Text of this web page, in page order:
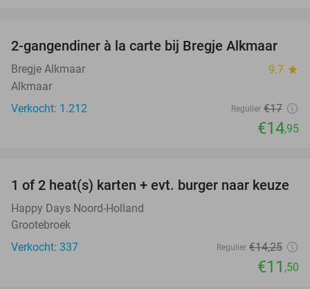
12%
2-gangendiner à la carte bij Bregje Alkmaar
Bregje Alkmaar 9.7 star
Alkmaar
Verkocht: 1.212
Regulier €17
€14,95
19%
1 of 2 heat(s) karten + evt. burger naar keuze
Happy Days Noord-Holland
Grootebroek
Verkocht: 337
Regulier €14,25
€11 ,50